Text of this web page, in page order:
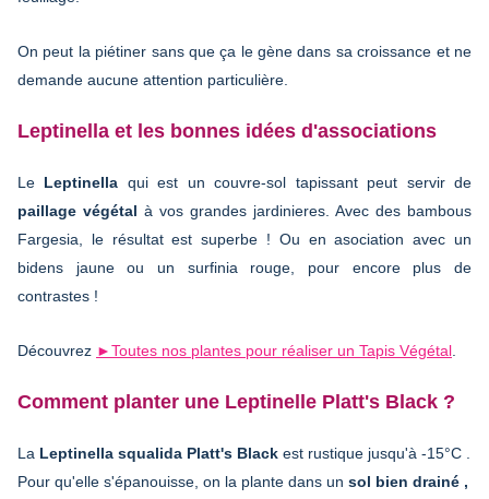
On peut la piétiner sans que ça le gène dans sa croissance et ne
demande aucune attention particulière.
Leptinella et les bonnes idées d'associations
Le Leptinella qui est un couvre-sol tapissant peut servir de
paillage végétal à vos grandes jardinieres. Avec des bambous
Fargesia, le résultat est superbe ! Ou en asociation avec un
bidens jaune ou un surfinia rouge, pour encore plus de
contrastes !
Découvrez ►Toutes nos plantes pour réaliser un Tapis Végétal
Comment planter une Leptinelle Platt's Black ?
La Leptinella squalida Platt's Black est rustique jusqu'à -15°C .
Pour qu'elle s'épanouisse, on la plante dans un sol bien drainé ,